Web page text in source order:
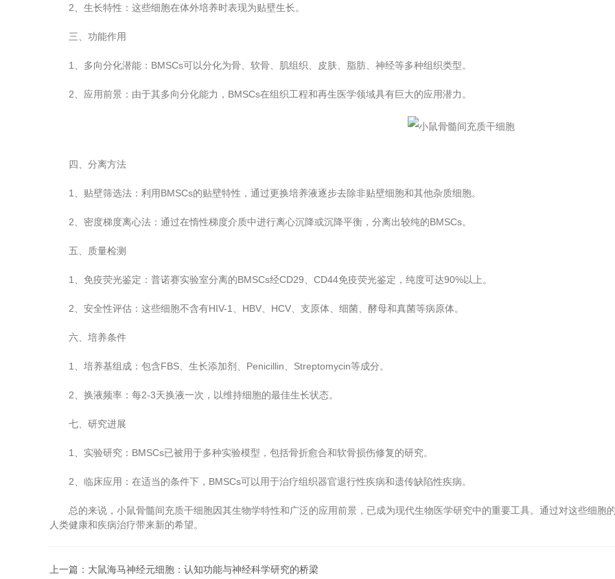
2、生长特性：这些细胞在体外培养时表现为贴壁生长。
三、功能作用
1、多向分化潜能：BMSCs可以分化为骨、软骨、肌组织、皮肤、脂肪、神经等多种组织类型。
2、应用前景：由于其多向分化能力，BMSCs在组织工程和再生医学领域具有巨大的应用潜力。
四、分离方法
1、贴壁筛选法：利用BMSCs的贴壁特性，通过更换培养液逐步去除非贴壁细胞和其他杂质细胞。
2、密度梯度离心法：通过在惰性梯度介质中进行离心沉降或沉降平衡，分离出较纯的BMSCs。
五、质量检测
1、免疫荧光鉴定：普诺赛实验室分离的BMSCs经CD29、CD44免疫荧光鉴定，纯度可达90%以上。
2、安全性评估：这些细胞不含有HIV-1、HBV、HCV、支原体、细菌、酵母和真菌等病原体。
六、培养条件
1、培养基组成：包含FBS、生长添加剂、Penicillin、Streptomycin等成分。
2、换液频率：每2-3天换液一次，以维持细胞的最佳生长状态。
七、研究进展
1、实验研究：BMSCs已被用于多种实验模型，包括骨折愈合和软骨损伤修复的研究。
2、临床应用：在适当的条件下，BMSCs可以用于治疗组织器官退行性疾病和遗传缺陷性疾病。
总的来说，小鼠骨髓间充质干细胞因其生物学特性和广泛的应用前景，已成为现代生物医学研究中的重要工具。通过对这些细胞
人类健康和疾病治疗带来新的希望。
上一篇： 大鼠海马神经元细胞：认知功能与神经科学研究的桥梁